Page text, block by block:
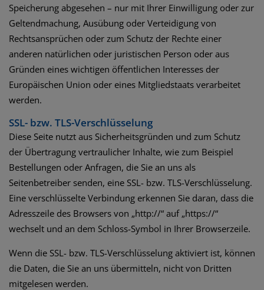
Speicherung abgesehen – nur mit Ihrer Einwilligung oder zur
Geltendmachung, Ausübung oder Verteidigung von
Rechtsansprüchen oder zum Schutz der Rechte einer
anderen natürlichen oder juristischen Person oder aus
Gründen eines wichtigen öffentlichen Interesses der
Europäischen Union oder eines Mitgliedstaats verarbeitet
werden.
SSL- bzw. TLS-Verschlüsselung
Diese Seite nutzt aus Sicherheitsgründen und zum Schutz
der Übertragung vertraulicher Inhalte, wie zum Beispiel
Bestellungen oder Anfragen, die Sie an uns als
Seitenbetreiber senden, eine SSL- bzw. TLS-Verschlüsselung.
Eine verschlüsselte Verbindung erkennen Sie daran, dass die
Adresszeile des Browsers von „http://“ auf „https://“
wechselt und an dem Schloss-Symbol in Ihrer Browserzeile.
Wenn die SSL- bzw. TLS-Verschlüsselung aktiviert ist, können
die Daten, die Sie an uns übermitteln, nicht von Dritten
mitgelesen werden.